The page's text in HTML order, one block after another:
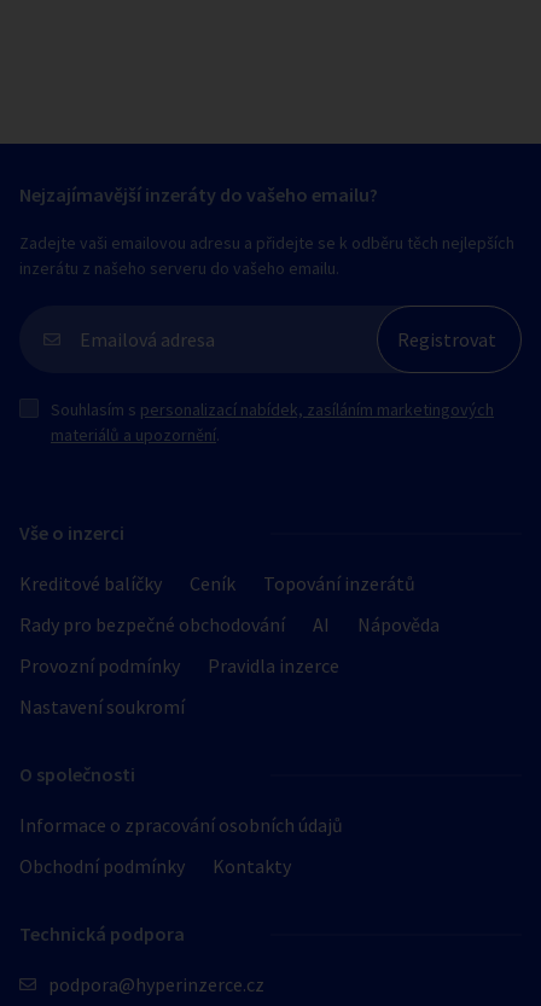
Vše o inzerci
Kreditové balíčky Ceník
Topování inzerátů
Rady pro bezpečné obchodování
AI
Nápověda
Provozní podmínky
Pravidla inzerce
Nastavení soukromí
O společnosti
Informace o zpracování osobních údajů
Obchodní podmínky
Kontakty
Technická podpora
podpora@hyperinzerce.cz
Nejzajímavější inzeráty do vašeho emailu?
Zadejte vaši emailovou adresu a přidejte se k odběru těch nejlepších
inzerátu z našeho serveru do vašeho emailu.
Souhlasím s personalizací nabídek, zasíláním marketingových
materiálů a upozornění.